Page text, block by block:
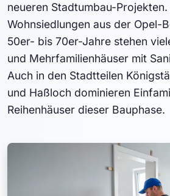
neueren Stadtumbau-Projekten.
Wohnsiedlungen aus der Opel-
50er- bis 70er-Jahre stehen
und Mehrfamilienhäuser mit
Auch in den Stadtteilen
und Haßloch dominieren
Reihenhäuser dieser Bauphase.